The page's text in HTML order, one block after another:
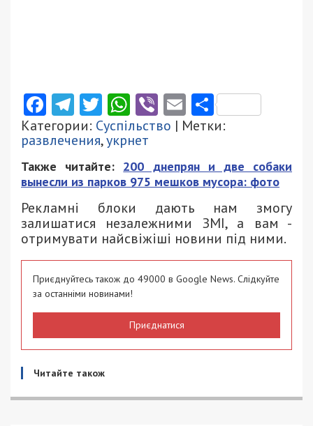
Facebook
Telegram
Twitter
WhatsApp
ViberEmail
Категории: Суспільство | Метки:
развлечения,укрнет
Также читайте: 200 днепрян и две собаки
вынесли из парков 975 мешков мусора: фото
Рекламні блоки дають нам змогу
залишатися незалежними ЗМІ, а вам -
отримувати найсвіжіші новини під ними.
Приєднуйтесь також до 49000 в Google News. Слідкуйте
за останніми новинами!
Приєднатися
Читайте також